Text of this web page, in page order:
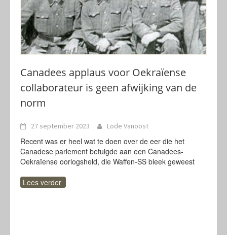
Canadees applaus voor Oekraïense
collaborateur is geen afwijking van de
norm
27 september 2023 Lode Vanoost
Recent was er heel wat te doen over de eer die het
Canadese parlement betuigde aan een Canadees-
Oekraïense oorlogsheld, die Waffen-SS bleek geweest
Lees verder